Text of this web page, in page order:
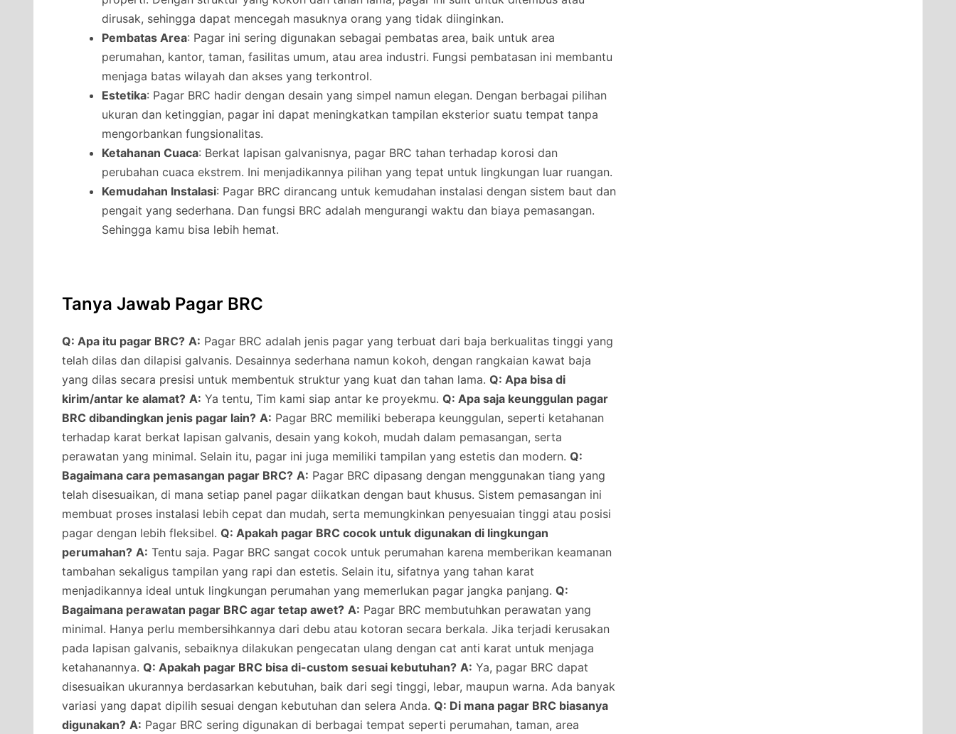
dirusak, sehingga dapat mencegah masuknya orang yang tidak diinginkan.
Pembatas Area: Pagar ini sering digunakan sebagai pembatas area, baik untuk area
perumahan, kantor, taman, fasilitas umum, atau area industri. Fungsi pembatasan ini membantu
menjaga batas wilayah dan akses yang terkontrol.
Estetika: Pagar BRC hadir dengan desain yang simpel namun elegan. Dengan berbagai pilihan
ukuran dan ketinggian, pagar ini dapat meningkatkan tampilan eksterior suatu tempat tanpa
mengorbankan fungsionalitas.
Ketahanan Cuaca: Berkat lapisan galvanisnya, pagar BRC tahan terhadap korosi dan
perubahan cuaca ekstrem. Ini menjadikannya pilihan yang tepat untuk lingkungan luar ruangan.
Kemudahan Instalasi: Pagar BRC dirancang untuk kemudahan instalasi dengan sistem baut dan
pengait yang sederhana. Dan fungsi BRC adalah mengurangi waktu dan biaya pemasangan.
Sehingga kamu bisa lebih hemat.
Tanya Jawab Pagar BRC
Q: Apa itu pagar BRC? A: Pagar BRC adalah jenis pagar yang terbuat dari baja berkualitas tinggi yang
telah dilas dan dilapisi galvanis. Desainnya sederhana namun kokoh, dengan rangkaian kawat baja
yang dilas secara presisi untuk membentuk struktur yang kuat dan tahan lama. Q: Apa bisa di
kirim/antar ke alamat? A: Ya tentu, Tim kami siap antar ke proyekmu. Q: Apa saja keunggulan pagar
BRC dibandingkan jenis pagar lain? A: Pagar BRC memiliki beberapa keunggulan, seperti ketahanan
terhadap karat berkat lapisan galvanis, desain yang kokoh, mudah dalam pemasangan, serta
perawatan yang minimal. Selain itu, pagar ini juga memiliki tampilan yang estetis dan modern. Q:
Bagaimana cara pemasangan pagar BRC? A: Pagar BRC dipasang dengan menggunakan tiang yang
telah disesuaikan, di mana setiap panel pagar diikatkan dengan baut khusus. Sistem pemasangan ini
membuat proses instalasi lebih cepat dan mudah, serta memungkinkan penyesuaian tinggi atau posisi
pagar dengan lebih fleksibel. Q: Apakah pagar BRC cocok untuk digunakan di lingkungan
perumahan? A: Tentu saja. Pagar BRC sangat cocok untuk perumahan karena memberikan keamanan
tambahan sekaligus tampilan yang rapi dan estetis. Selain itu, sifatnya yang tahan karat
menjadikannya ideal untuk lingkungan perumahan yang memerlukan pagar jangka panjang. Q:
Bagaimana perawatan pagar BRC agar tetap awet? A: Pagar BRC membutuhkan perawatan yang
minimal. Hanya perlu membersihkannya dari debu atau kotoran secara berkala. Jika terjadi kerusakan
pada lapisan galvanis, sebaiknya dilakukan pengecatan ulang dengan cat anti karat untuk menjaga
ketahanannya. Q: Apakah pagar BRC bisa di-custom sesuai kebutuhan? A: Ya, pagar BRC dapat
disesuaikan ukurannya berdasarkan kebutuhan, baik dari segi tinggi, lebar, maupun warna. Ada banyak
variasi yang dapat dipilih sesuai dengan kebutuhan dan selera Anda. Q: Di mana pagar BRC biasanya
digunakan? A: Pagar BRC sering digunakan di berbagai tempat seperti perumahan, taman, area